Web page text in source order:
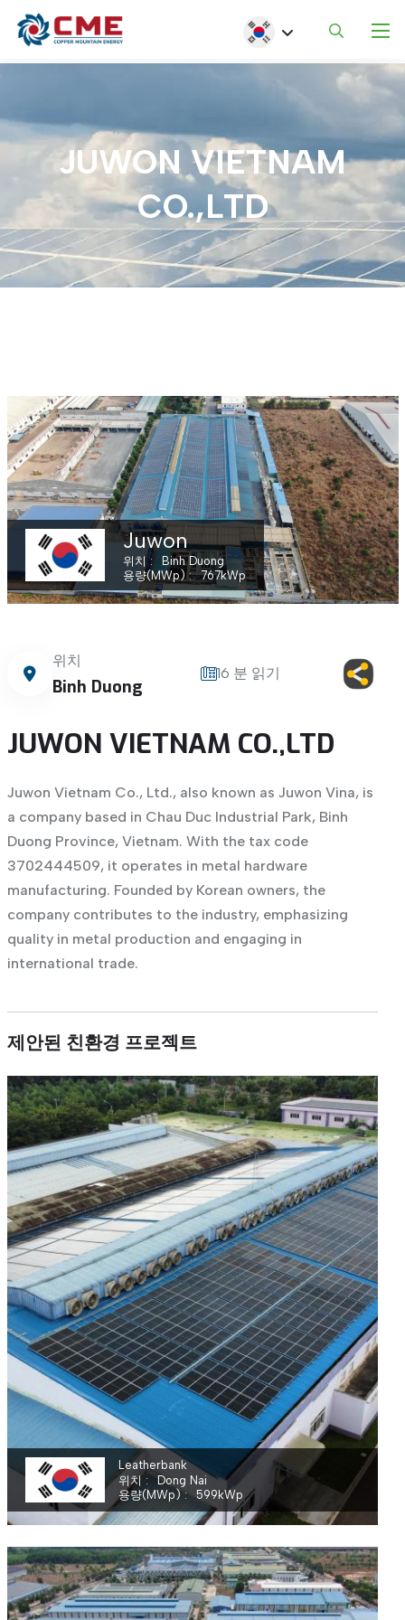
주요 콘텐츠로 건너뛰기
Select your language
JUWON VIETNAM
CO.,LTD
Juwon
위치
Binh Duong
용량(MWp)
767kWp
위치
Binh Duong
16 분 읽기
JUWON VIETNAM CO.,LTD
Juwon Vietnam Co., Ltd., also known as Juwon Vina, is
a company based in Chau Duc Industrial Park, Binh
Duong Province, Vietnam. With the tax code
3702444509, it operates in metal hardware
manufacturing. Founded by Korean owners, the
company contributes to the industry, emphasizing
quality in metal production and engaging in
international trade.
제안된 친환경 프로젝트
Leatherbank
위치
Dong Nai
용량(MWp)
599 kWp